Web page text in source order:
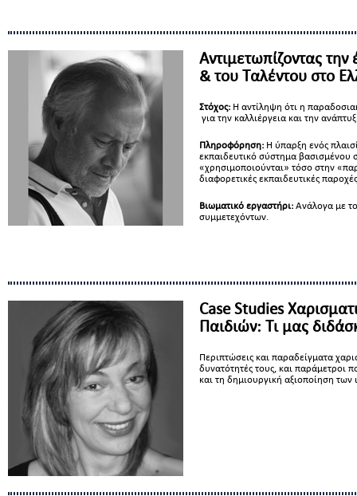
Αντιμετωπίζοντας την
& του Tαλέντου στο
Στόχος: Η αντίληψη ότι η
για την καλλιέργεια και την
Πληροφόρηση: Η ύπαρξη ενός
εκπαιδευτικό σύστημα βασισμένου
«χρησιμοποιούνται» τόσο στην
διαφορετικές εκπαιδευτικές
Βιωματικό εργαστήρι: Ανάλογα με
συμμετεχόντων.
Case Studies
Παιδιών: Τι μας
Περιπτώσεις και παραδείγματα
δυνατότητές τους, και παράμετροι
και τη δημιουργική αξιοποίηση